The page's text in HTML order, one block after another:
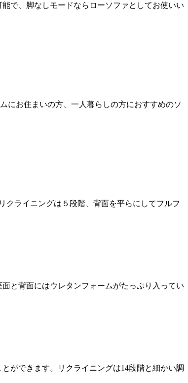
で、脚なしモードならローソファとしてお使いい
にお住まいの方、一人暮らしの方におすすめのソ
クライニングは５段階、背面を平らにしてフルフ
と背面にはウレタンフォームがたっぷり入ってい
ができます。リクライニングは14段階と細かい調